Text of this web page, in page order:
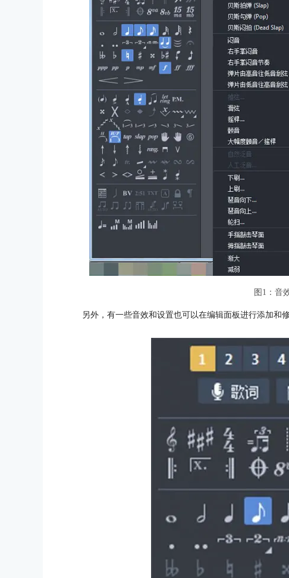
图1：音
另外，有一些音效和设置也可以在编辑面板进行添加和